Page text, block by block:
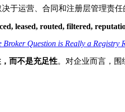
于运营、合同和注册层管理责
leased, routed, filtered,
Broker Question is Really a Registry
而不是充足性。对企业而言，围